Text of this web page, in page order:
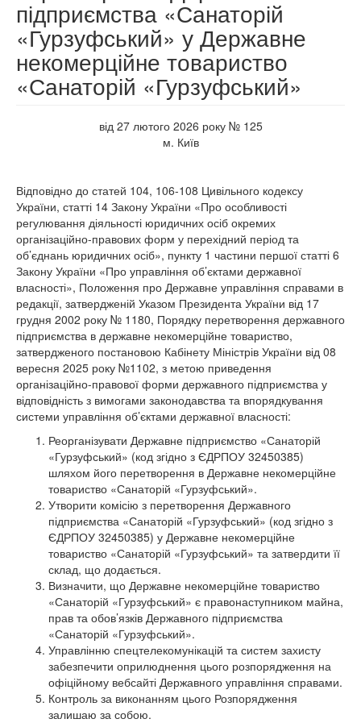
підприємства «Санаторій
«Гурзуфський» у Державне
некомерційне товариство
«Санаторій «Гурзуфський»
від 27 лютого 2026 року № 125
м. Київ
Відповідно до статей 104, 106-108 Цивільного кодексу
України, статті 14 Закону України «Про особливості
регулювання діяльності юридичних осіб окремих
організаційно-правових форм у перехідний період та
об’єднань юридичних осіб», пункту 1 частини першої статті 6
Закону України «Про управління об’єктами державної
власності», Положення про Державне управління справами в
редакції, затвердженій Указом Президента України від 17
грудня 2002 року № 1180, Порядку перетворення державного
підприємства в державне некомерційне товариство,
затвердженого постановою Кабінету Міністрів України від 08
вересня 2025 року №1102, з метою приведення
організаційно-правової форми державного підприємства у
відповідність з вимогами законодавства та впорядкування
системи управління об’єктами державної власності:
Реорганізувати Державне підприємство «Санаторій
«Гурзуфський» (код згідно з ЄДРПОУ 32450385)
шляхом його перетворення в Державне некомерційне
товариство «Санаторій «Гурзуфський».
Утворити комісію з перетворення Державного
підприємства «Санаторій «Гурзуфський» (код згідно з
ЄДРПОУ 32450385) у Державне некомерційне
товариство «Санаторій «Гурзуфський» та затвердити її
склад, що додається.
Визначити, що Державне некомерційне товариство
«Санаторій «Гурзуфський» є правонаступником майна,
прав та обов’язків Державного підприємства
«Санаторій «Гурзуфський».
Управлінню спецтелекомунікацій та систем захисту
забезпечити оприлюднення цього розпорядження на
офіційному вебсайті Державного управління справами.
Контроль за виконанням цього Розпорядження
залишаю за собою.